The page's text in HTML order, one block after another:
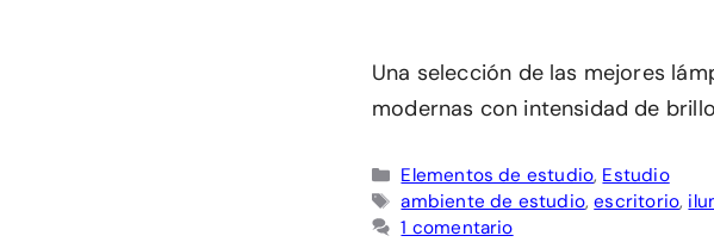
Una selección de las mejores
modernas con intensidad de
Categorías
Elementos de estudio, Estudio
Etiquetas
ambiente de estudio,escritorio,
1 comentario